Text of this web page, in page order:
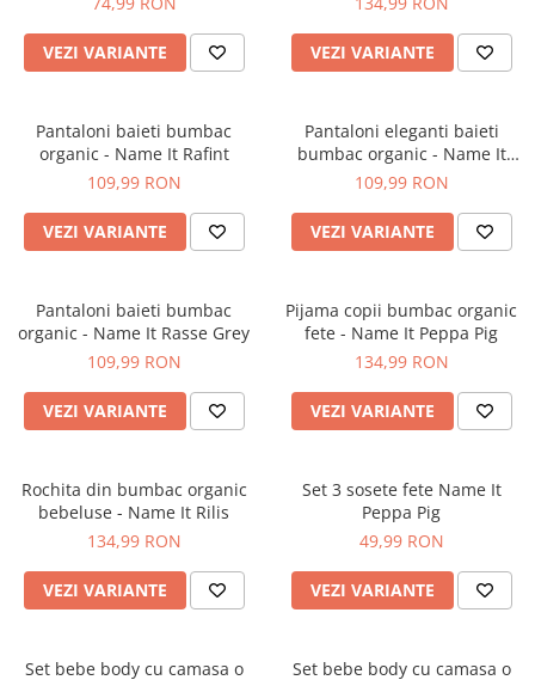
VEZI VARIANTE VEZI VARIANTE
Pantaloni baieti bumbac
organic - Name It Rafint
109,99 RON
VEZI VARIANTE
Pantaloni eleganti baieti
bumbac organic - Name It
Rasse Sapphire
109,99 RON
VEZI VARIANTE
Pantaloni baieti bumbac
organic - Name It Rasse Grey
109,99 RON
VEZI VARIANTE
Pijama copii bumbac organic
fete - Name It Peppa Pig
134,99 RON
VEZI VARIANTE
Rochita din bumbac organic
bebeluse - Name It Rilis
134,99 RON
VEZI VARIANTE
Set 3 sosete fete Name It
Peppa Pig
49,99 RON
VEZI VARIANTE
Set bebe body cu camasa o
Set bebe body cu camasa o